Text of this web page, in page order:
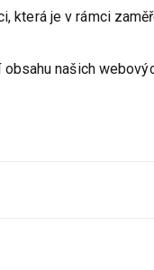
která je v rámci
našich